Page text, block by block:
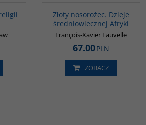
Złoty nosorożec. Dzieje
średniowiecznej Afryki
François-Xavier Fauvelle
67.00PLN
ZOBACZ